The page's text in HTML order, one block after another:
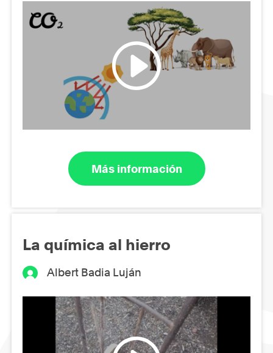
Más información
La química al hierro
Albert Badia Luján